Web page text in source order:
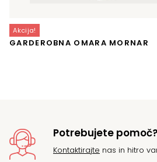
Akcija!
GARDEROBNA OMARA MORNAR
Potrebujete pomoč?
Kontaktirajte nas in hitro